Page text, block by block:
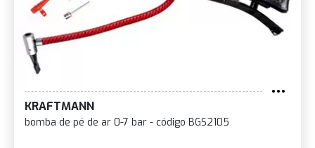
KRAFTMANN
bomba de pé de ar 0-7 bar - código BGS2105